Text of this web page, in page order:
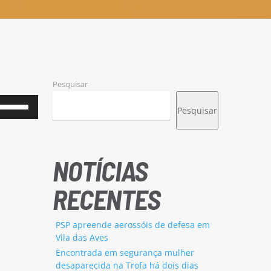
Pesquisar
Pesquisar
NOTÍCIAS
RECENTES
PSP apreende aerossóis de defesa em
Vila das Aves
Encontrada em segurança mulher
desaparecida na Trofa há dois dias